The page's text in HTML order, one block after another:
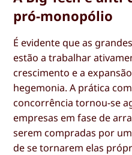
pró-monopólio
É evidente que as
estão a trabalhar
crescimento e a
hegemonia. A prática
concorrência tornou-se
empresas em fase de
serem compradas por
de se tornarem elas